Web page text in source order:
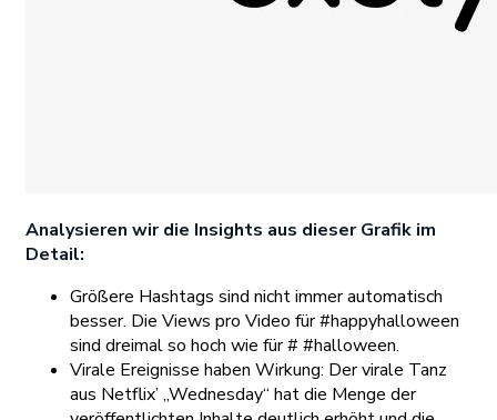
Analysieren wir die Insights aus dieser Grafik im
Detail:
Größere Hashtags sind nicht immer automatisch
besser. Die Views pro Video für #happyhalloween
sind dreimal so hoch wie für # #halloween.
Virale Ereignisse haben Wirkung: Der virale Tanz
aus Netflix’ „Wednesday“ hat die Menge der